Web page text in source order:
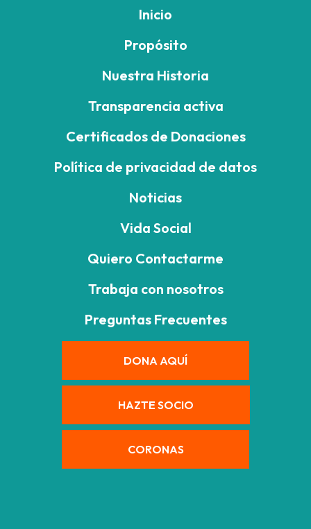
Inicio
Propósito
Nuestra Historia
Transparencia activa
Certificados de Donaciones
Política de privacidad de datos
Noticias
Vida Social
Quiero Contactarme
Trabaja con nosotros
Preguntas Frecuentes
DONA AQUÍ
HAZTE SOCIO
CORONAS